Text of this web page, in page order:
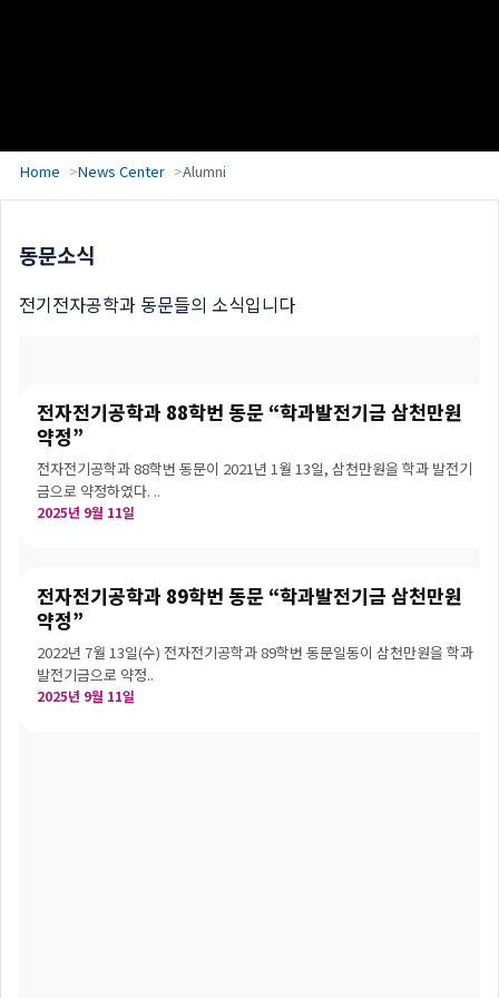
Home News Center Alumni
동문소식
전기전자공학과 동문들의 소식입니다
전자전기공학과 88학번 동문 “학과발전기금 삼천만원
약정”
전자전기공학과 88학번 동문이 2021년 1월 13일, 삼천만원을 학과 발전기
금으로 약정하였다. ..
2025년 9월 11일
전자전기공학과 89학번 동문 “학과발전기금 삼천만원
약정”
2022년 7월 13일(수) 전자전기공학과 89학번 동문일동이 삼천만원을 학과
발전기금으로 약정..
2025년 9월 11일